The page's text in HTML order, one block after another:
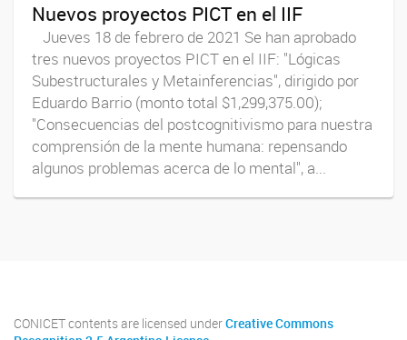
Nuevos proyectos PICT en el IIF
Jueves 18 de febrero de 2021 Se han aprobado
tres nuevos proyectos PICT en el IIF: "Lógicas
Subestructurales y Metainferencias", dirigido por
Eduardo Barrio (monto total $1,299,375.00);
"Consecuencias del postcognitivismo para nuestra
comprensión de la mente humana: repensando
algunos problemas acerca de lo mental", a...
CONICET contents are licensed underCreative Commons